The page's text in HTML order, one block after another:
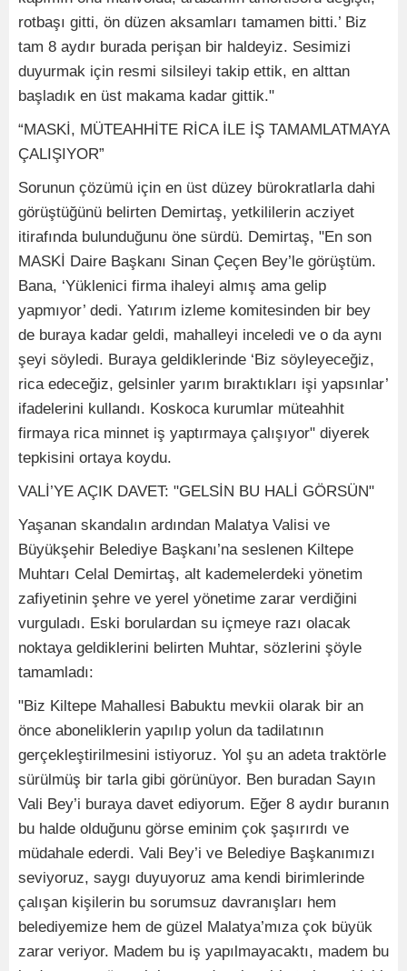
rotbaşı gitti, ön düzen aksamları tamamen bitti.’ Biz
tam 8 aydır burada perişan bir haldeyiz. Sesimizi
duyurmak için resmi silsileyi takip ettik, en alttan
başladık en üst makama kadar gittik."
“MASKİ, MÜTEAHHİTE RİCA İLE İŞ TAMAMLATMAYA
ÇALIŞIYOR”
Sorunun çözümü için en üst düzey bürokratlarla dahi
görüştüğünü belirten Demirtaş, yetkililerin acziyet
itirafında bulunduğunu öne sürdü. Demirtaş, "En son
MASKİ Daire Başkanı Sinan Çeçen Bey’le görüştüm.
Bana, ‘Yüklenici firma ihaleyi almış ama gelip
yapmıyor’ dedi. Yatırım izleme komitesinden bir bey
de buraya kadar geldi, mahalleyi inceledi ve o da aynı
şeyi söyledi. Buraya geldiklerinde ‘Biz söyleyeceğiz,
rica edeceğiz, gelsinler yarım bıraktıkları işi yapsınlar’
ifadelerini kullandı. Koskoca kurumlar müteahhit
firmaya rica minnet iş yaptırmaya çalışıyor" diyerek
tepkisini ortaya koydu.
VALİ’YE AÇIK DAVET: "GELSİN BU HALİ GÖRSÜN"
Yaşanan skandalın ardından Malatya Valisi ve
Büyükşehir Belediye Başkanı’na seslenen Kiltepe
Muhtarı Celal Demirtaş, alt kademelerdeki yönetim
zafiyetinin şehre ve yerel yönetime zarar verdiğini
vurguladı. Eski borulardan su içmeye razı olacak
noktaya geldiklerini belirten Muhtar, sözlerini şöyle
tamamladı:
"Biz Kiltepe Mahallesi Babuktu mevkii olarak bir an
önce aboneliklerin yapılıp yolun da tadilatının
gerçekleştirilmesini istiyoruz. Yol şu an adeta traktörle
sürülmüş bir tarla gibi görünüyor. Ben buradan Sayın
Vali Bey’i buraya davet ediyorum. Eğer 8 aydır buranın
bu halde olduğunu görse eminim çok şaşırırdı ve
müdahale ederdi. Vali Bey’i ve Belediye Başkanımızı
seviyoruz, saygı duyuyoruz ama kendi birimlerinde
çalışan kişilerin bu sorumsuz davranışları hem
belediyemize hem de güzel Malatya’mıza çok büyük
zarar veriyor. Madem bu iş yapılmayacaktı, madem bu